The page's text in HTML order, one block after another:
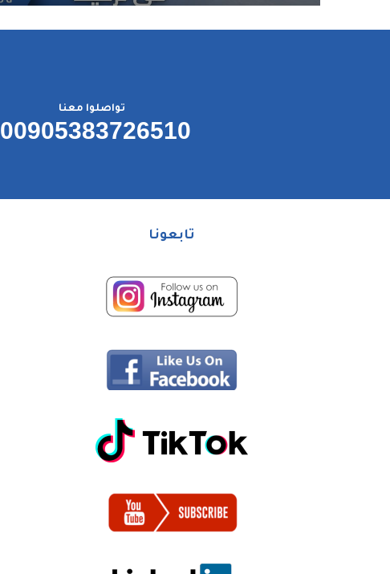
تواصلوا معنا
00905383726510
تابعونا